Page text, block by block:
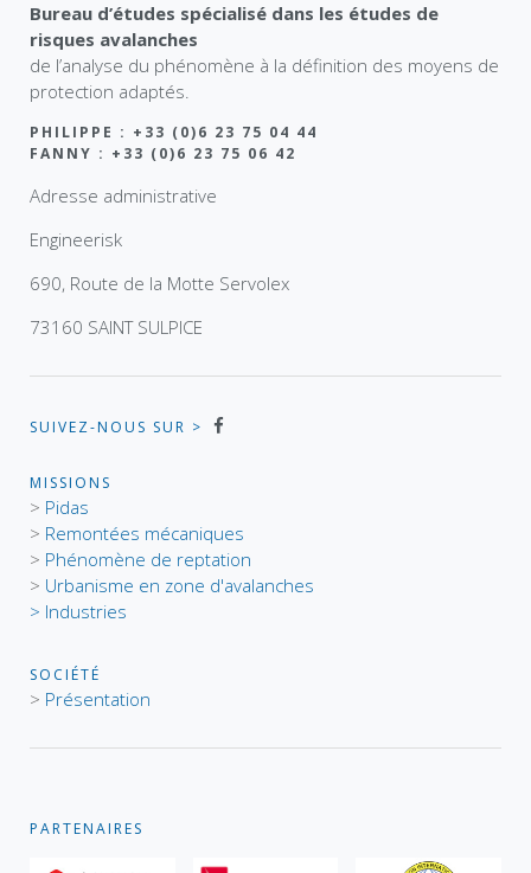
Bureau d’études spécialisé dans les études de
risques avalanches
de l’analyse du phénomène à la définition des moyens de
protection adaptés.
PHILIPPE : +33 (0)6 23 75 04 44
FANNY : +33 (0)6 23 75 06 42
Adresse administrative
Engineerisk
690, Route de la Motte Servolex
73160 SAINT SULPICE
SUIVEZ-NOUS SUR >
MISSIONS
> Pidas
> Remontées mécaniques
> Phénomène de reptation
> Urbanisme en zone d'avalanches
> Industries
SOCIÉTÉ
> Présentation
PARTENAIRES